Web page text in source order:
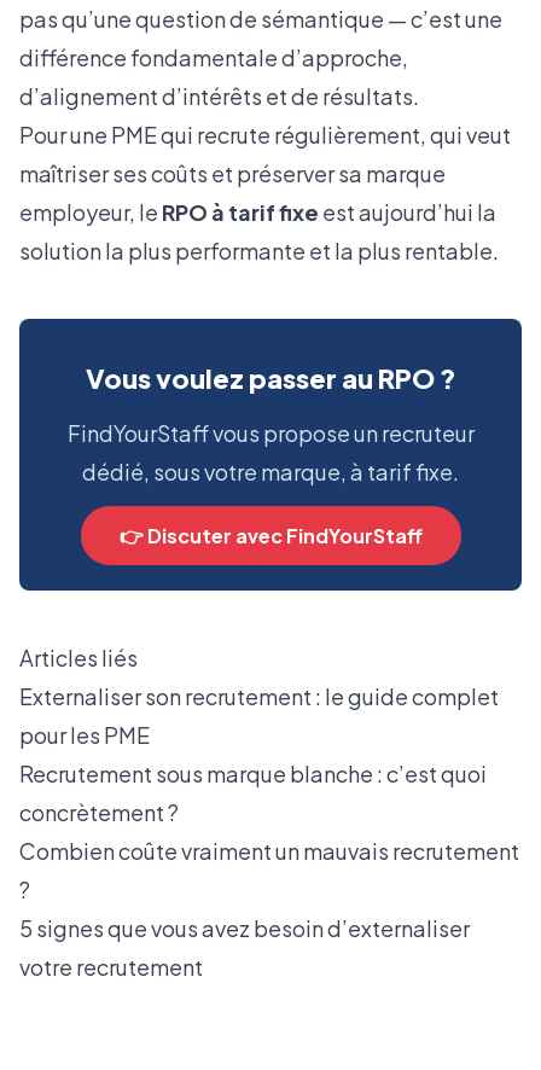
pas qu’une question de sémantique — c’est une
différence fondamentale d’approche,
d’alignement d’intérêts et de résultats.
Pour une PME qui recrute régulièrement, qui veut
maîtriser ses coûts et préserver sa marque
employeur, le RPO à tarif fixe est aujourd’hui la
solution la plus performante et la plus rentable.
Vous voulez passer au RPO ?
FindYourStaff vous propose un recruteur
dédié, sous votre marque, à tarif fixe.
👉 Discuter avec FindYourStaff
Articles liés
Externaliser son recrutement : le guide complet
pour les PME
Recrutement sous marque blanche : c’est quoi
concrètement ?
Combien coûte vraiment un mauvais recrutement
?
5 signes que vous avez besoin d’externaliser
votre recrutement